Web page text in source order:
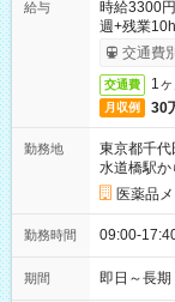
給与
時給3300
週+残業
交通費
交通費 1
月収例 30
勤務地
東京都千代
水道橋駅
医薬品
勤務時間 09:00-
期間 即日～長